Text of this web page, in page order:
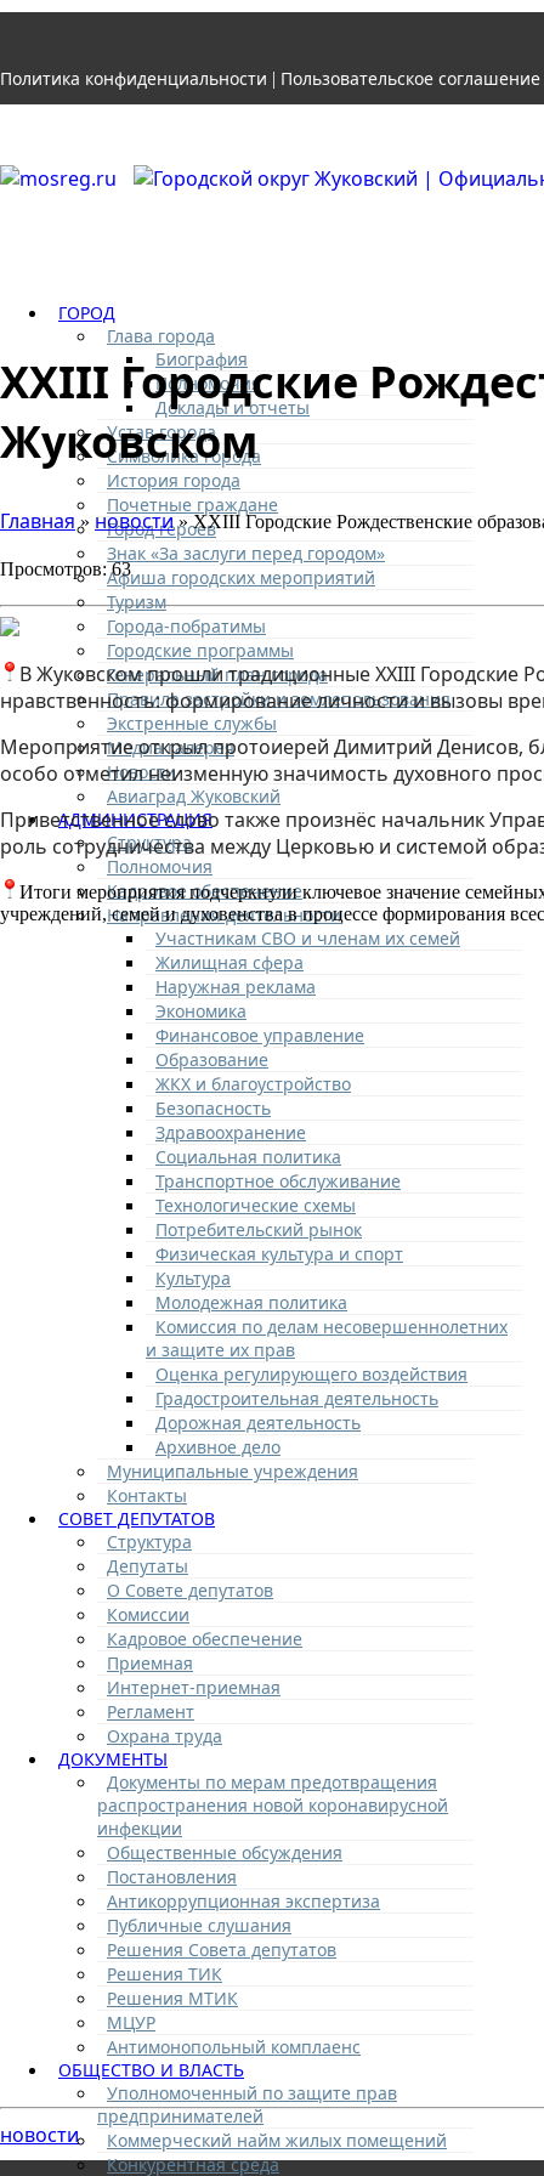
Политика конфиденциальности | Пользовательское соглашение
ГОРОД
Глава города
Биография
Полномочия
Доклады и отчеты
Устав города
Символика города
История города
Почетные граждане
Город героев
Знак «За заслуги перед городом»
Афиша городских мероприятий
Туризм
Города-побратимы
Городские программы
Генеральный план города
Правила застройки и землепользования
Экстренные службы
Медиа галерея
Новости
Авиаград Жуковский
АДМИНИСТРАЦИЯ
Структура
Полномочия
Кадровое обеспечение
Направления деятельности
Участникам СВО и членам их семей
Жилищная сфера
Наружная реклама
Экономика
Финансовое управление
Образование
ЖКХ и благоустройство
Безопасность
Здравоохранение
Социальная политика
Транспортное обслуживание
Технологические схемы
Потребительский рынок
Физическая культура и спорт
Культура
Молодежная политика
Комиссия по делам несовершеннолетних
и защите их прав
Оценка регулирующего воздействия
Градостроительная деятельность
Дорожная деятельность
Архивное дело
Муниципальные учреждения
Контакты
СОВЕТ ДЕПУТАТОВ
Структура
Депутаты
О Совете депутатов
Комиссии
Кадровое обеспечение
Приемная
Интернет-приемная
Регламент
Охрана труда
ДОКУМЕНТЫ
Документы по мерам предотвращения
распространения новой коронавирусной
инфекции
Общественные обсуждения
Постановления
Антикоррупционная экспертиза
Публичные слушания
Решения Совета депутатов
Решения ТИК
Решения МТИК
МЦУР
Антимонопольный комплаенс
ОБЩЕСТВО И ВЛАСТЬ
Уполномоченный по защите прав
предпринимателей
Коммерческий найм жилых помещений
Конкурентная среда
XXIII Городские
Жуковском
Главная » новости» XXIII Городские Рождественские
Просмотров: 63
В Жуковском прошли традиционные XXIII Городские
нравственность: формирование личности и вызовы
Мероприятие открыл протоиерей Димитрий Денисов,
особо отметил неизменную значимость духовного
Приветственное слово также произнёс начальник
роль сотрудничества между Церковью и системой
Итоги мероприятия подчеркнули ключевое значение
учреждений, семей и духовенства в процессе формирования
новости